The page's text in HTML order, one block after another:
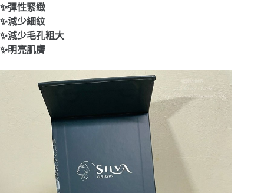
✨彈性緊緻
✨減少細紋
✨減少毛孔粗大
✨明亮肌膚